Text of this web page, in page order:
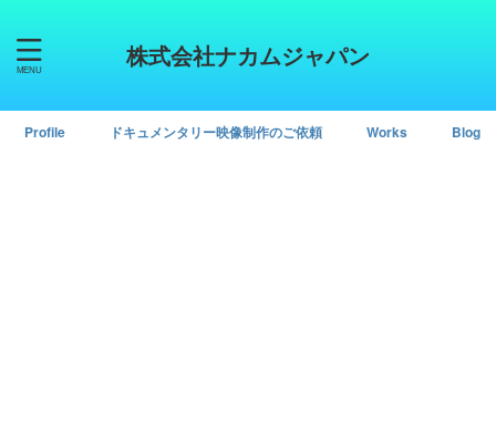
株式会社ナカムジャパン
Profile ドキュメンタリー映像制作のご依頼 Works Blog